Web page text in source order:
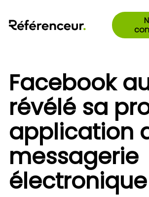
Facebook
révélé sa
application
messagerie
électronique